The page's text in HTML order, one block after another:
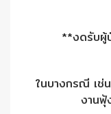
**งดรับผู้
ในบางกรณี เช่
งานฟุ้